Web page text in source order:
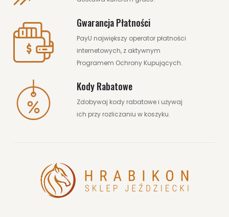
Gwarancja Płatności
PayU największy operator płatności
internetowych, z aktywnym
Programem Ochrony Kupujących.
Kody Rabatowe
Zdobywaj kody rabatowe i używaj
ich przy rozliczaniu w koszyku.